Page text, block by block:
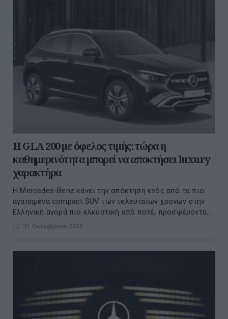
Η GLA 200 με όφελος τιμής: τώρα η
καθημερινότητα μπορεί να αποκτήσει luxury
χαρακτήρα
Η Mercedes-Benz κάνει την απόκτηση ενός από τα πιο
αγαπημένα compact SUV των τελευταίων χρόνων στην
Ελληνική αγορά πιο ελκυστική από ποτέ, προσφέροντα...
31 Οκτωβρίου 2025